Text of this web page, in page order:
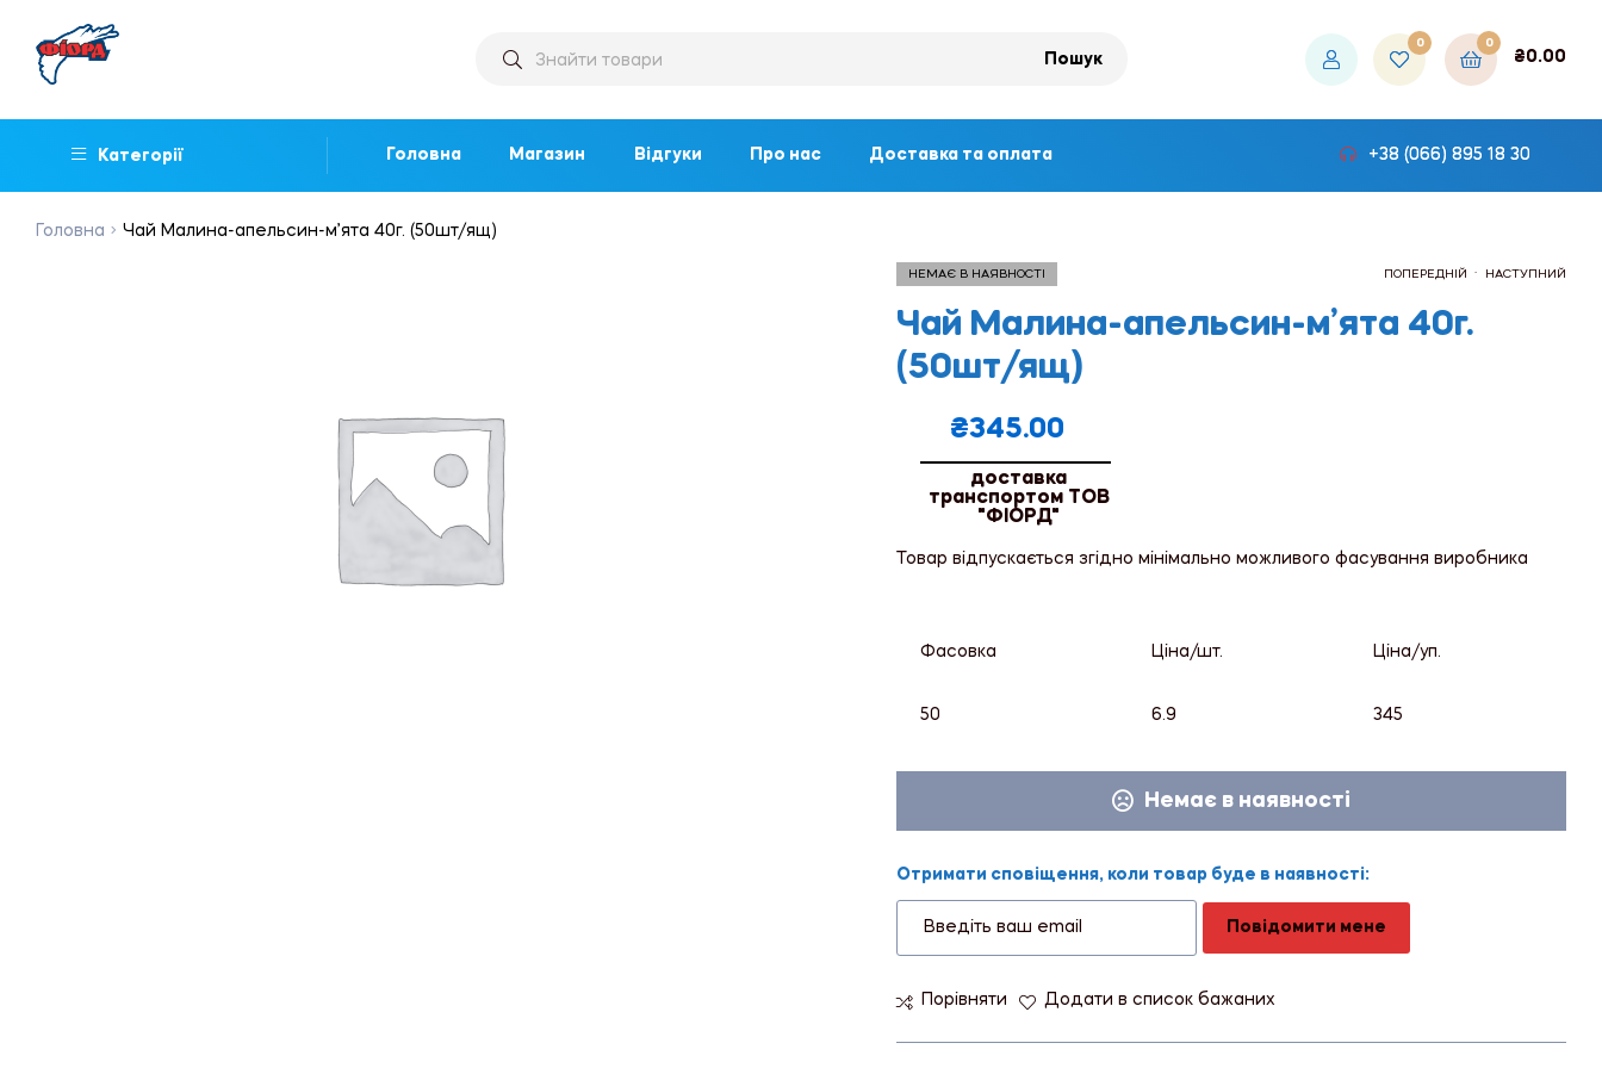
Пошук
0 0
₴0.00
Категорії Головна Магазин Відгуки Про нас Доставка та оплата +38 (066) 895 18 30
Головна Чай Малина-апельсин-м’ята 40г. (50шт/ящ)
ПОПЕРЕДНІЙ НАСТУПНИЙ
НЕМАЄ В НАЯВНОСТІ
Чай Малина-апельсин-м’ята 40г.
(50шт/ящ)
₴345.00
доставка
транспортом ТОВ
"ФІОРД"
Товар відпускається згідно мінімально можливого фасування виробника
Фасовка Ціна/шт. Ціна/уп.
50 6.9 345
Немає в наявності
Отримати сповіщення, коли товар буде в наявності:
Повідомити мене
Порівняти Додати в список бажаних